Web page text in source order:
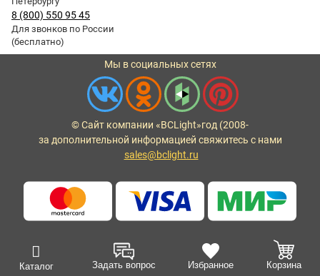
Каталог Задать вопрос Избранное Корзина
8 (800) 550 95 45
Для звонков по России
(бесплатно)
Мы в социальных сетях
© Сайт компании «BCLight»год (2008-
за дополнительной информацией свяжитесь с нами
sales@bclight.ru